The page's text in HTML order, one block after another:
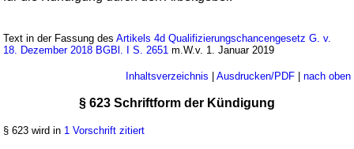
Text in der Fassung desArtikels 4d Qualifizierungschancengesetz G. v.
18. Dezember 2018 BGBl. I S. 2651 m.W.v. 1. Januar 2019
Inhaltsverzeichnis Ausdrucken/PDF| nach oben
§ 623 Schriftform der Kündigung
§ 623 wird in 1 Vorschrift zitiert